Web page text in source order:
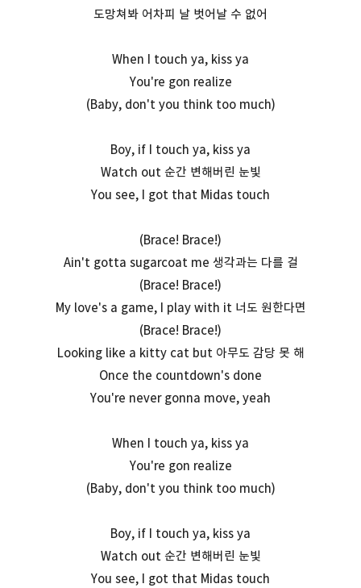
도망쳐봐 어차피 날 벗어날 수 없어
When I touch ya, kiss ya
You're gon realize
(Baby, don't you think too much)
Boy, if I touch ya, kiss ya
Watch out 순간 변해버린 눈빛
You see, I got that Midas touch
(Brace! Brace!)
Ain't gotta sugarcoat me 생각과는 다를 걸
(Brace! Brace!)
My love's a game, I play with it 너도 원한다면
(Brace! Brace!)
Looking like a kitty cat but 아무도 감당 못 해
Once the countdown's done
You're never gonna move, yeah
When I touch ya, kiss ya
You're gon realize
(Baby, don't you think too much)
Boy, if I touch ya, kiss ya
Watch out 순간 변해버린 눈빛
You see, I got that Midas touch